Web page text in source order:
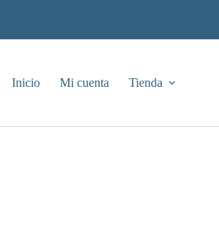
Inicio Mi cuenta Tienda